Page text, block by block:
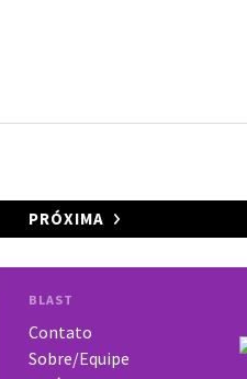
PRÓXIMA
BLAST
Contato
Sobre/Equipe